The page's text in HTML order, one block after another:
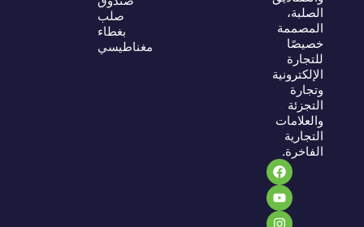
الصلبة،
المصممة
خصيصًا
للتجارة
الإلكترونية
وتجارة
التجزئة
والعلامات
التجارية
الفاخرة.
صلب
بغطاء
مغناطيسي